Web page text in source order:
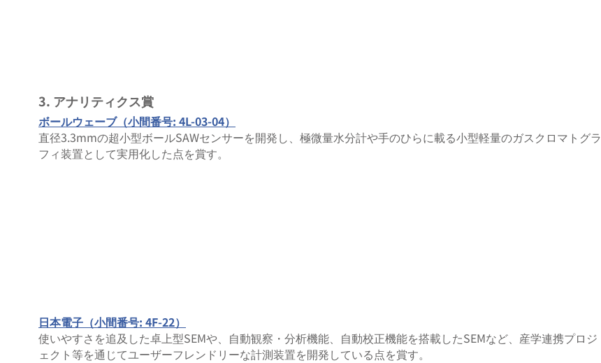
3. アナリティクス賞
ボールウェーブ（小間番号: 4L-03-04）
直径3.3mmの超小型ボールSAWセンサーを開発し、極微量水分計や手のひらに載る小型軽量のガスクロマトグラ
フィ装置として実用化した点を賞す。
日本電子（小間番号: 4F-22）
使いやすさを追及した卓上型SEMや、自動観察・分析機能、自動校正機能を搭載したSEMなど、産学連携プロジ
ェクト等を通じてユーザーフレンドリーな計測装置を開発している点を賞す。